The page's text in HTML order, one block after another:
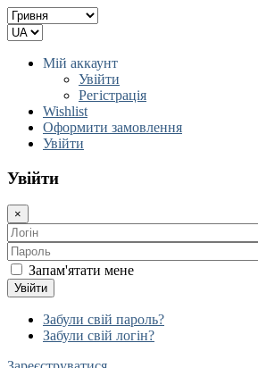
Мій аккаунт
Увійти
Регістрація
Wishlist
Оформити замовлення
Увійти
Увійти
×
Запам'ятати мене
Увійти
Забули свій пароль?
Забули свій логін?